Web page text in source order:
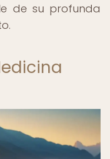
de su profunda